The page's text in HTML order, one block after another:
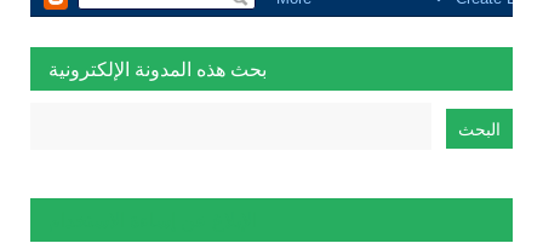
بحث هذه المدونة الإلكترونية